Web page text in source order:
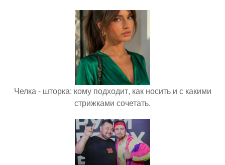
Челка - шторка: кому подходит, как носить и с какими
стрижками сочетать.